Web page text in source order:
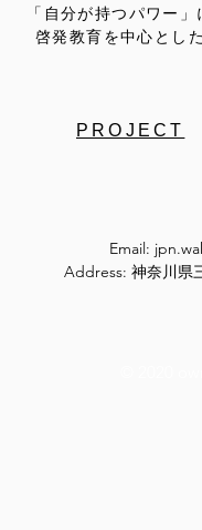
「自分が持つパワー
啓発教育を中心とし
PROJECT
Email:
Address: 神奈川県